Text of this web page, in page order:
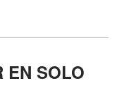
EN SOLO